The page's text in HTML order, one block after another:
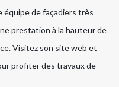
équipe de façadiers très
prestation à la hauteur de
Visitez son site web et
profiter des travaux de